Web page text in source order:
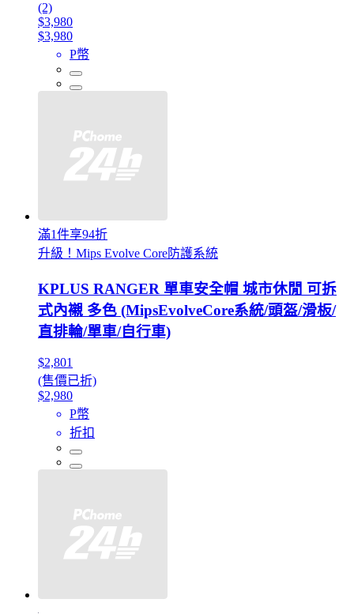
(2)
$3,980
$3,980
P幣
滿1件享94折
升級！Mips Evolve Core防護系統
KPLUS RANGER 單車安全帽 城市休閒 可拆
式內襯 多色 (MipsEvolveCore系統/頭盔/滑板/
直排輪/單車/自行車)
$2,801
(售價已折)
$2,980
P幣
折扣